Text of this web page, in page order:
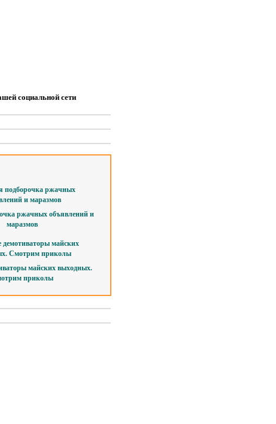
социальной сети
ржачных объявлений и
маразмов
майских выходных.
приколы